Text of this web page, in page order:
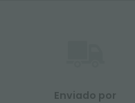
Enviado por